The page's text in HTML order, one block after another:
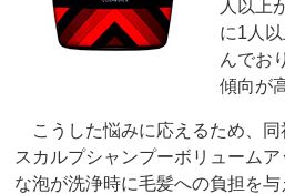
人以上
に1人
んでお
傾向が
こうした悩みに応えるため、同
スカルプシャンプーボリューム
な泡が洗浄時に毛髪への負担を